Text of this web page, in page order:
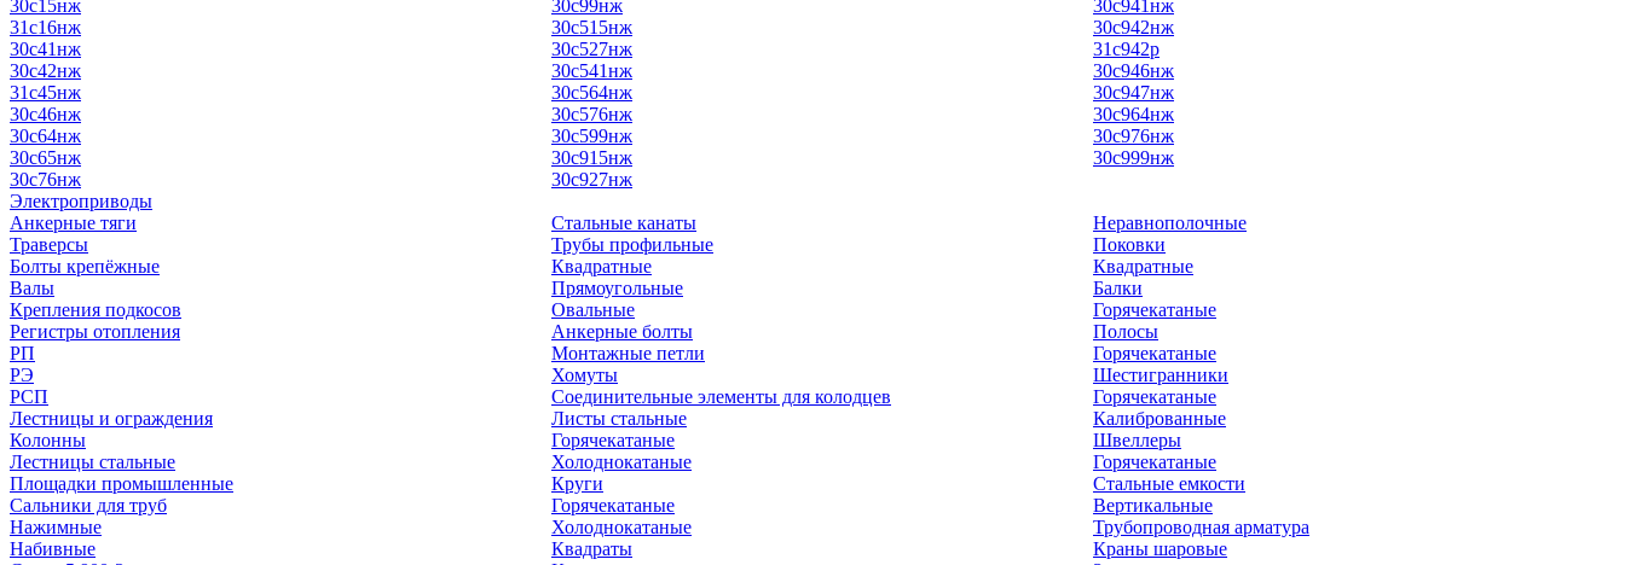
30с15нж
31с16нж
30с41нж
30с42нж
31с45нж
30с46нж
30с64нж
30с65нж
30с76нж
30с99нж
30с515нж
30с527нж
30с541нж
30с564нж
30с576нж
30с599нж
30с915нж
30с927нж
30с941нж
30с942нж
31с942р
30с946нж
30с947нж
30с964нж
30с976нж
30с999нж
Электроприводы
Анкерные тяги
Траверсы
Болты крепёжные
Валы
Крепления подкосов
Регистры отопления
РП
РЭ
РСП
Лестницы и ограждения
Колонны
Лестницы стальные
Площадки промышленные
Сальники для труб
Нажимные
Набивные
Стальные канаты
Трубы профильные
Квадратные
Прямоугольные
Овальные
Анкерные болты
Монтажные петли
Хомуты
Соединительные элементы для колодцев
Листы стальные
Горячекатаные
Холоднокатаные
Круги
Горячекатаные
Холоднокатаные
Квадраты
Неравнополочные
Поковки
Квадратные
Балки
Горячекатаные
Полосы
Горячекатаные
Шестигранники
Горячекатаные
Калиброванные
Швеллеры
Горячекатаные
Стальные емкости
Вертикальные
Трубопроводная арматура
Краны шаровые